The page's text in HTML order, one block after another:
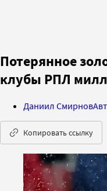
Потерянное
клубы РПЛ
Даниил Смирнов
Копировать ссылку